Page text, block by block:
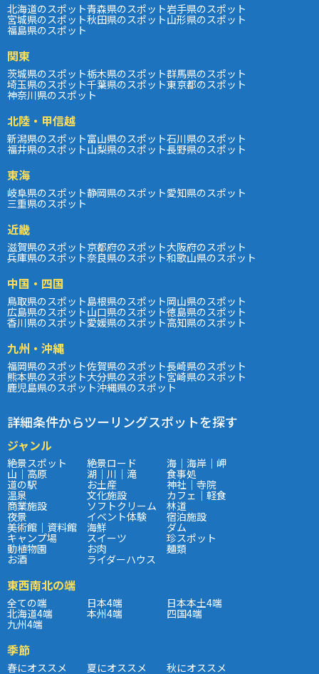
北海道のスポット青森県のスポット岩手県のスポット
宮城県のスポット秋田県のスポット山形県のスポット
福島県のスポット
関東
茨城県のスポット栃木県のスポット群馬県のスポット
埼玉県のスポット千葉県のスポット東京都のスポット
神奈川県のスポット
北陸・甲信越
新潟県のスポット富山県のスポット石川県のスポット
福井県のスポット山梨県のスポット長野県のスポット
東海
岐阜県のスポット静岡県のスポット愛知県のスポット
三重県のスポット
近畿
滋賀県のスポット京都府のスポット大阪府のスポット
兵庫県のスポット奈良県のスポット和歌山県のスポット
中国・四国
鳥取県のスポット島根県のスポット岡山県のスポット
広島県のスポット山口県のスポット徳島県のスポット
香川県のスポット愛媛県のスポット高知県のスポット
九州・沖縄
福岡県のスポット佐賀県のスポット長崎県のスポット
熊本県のスポット大分県のスポット宮崎県のスポット
鹿児島県のスポット沖縄県のスポット
詳細条件からツーリングスポットを探す
ジャンル
絶景スポット 絶景ロード 海｜海岸｜岬
山｜高原 湖｜川｜滝 食事処
道の駅 お土産 神社｜寺院
温泉 文化施設 カフェ｜軽食
商業施設 ソフトクリーム 林道
夜景 イベント体験 宿泊施設
美術館｜資料館 海鮮 ダム
キャンプ場 スイーツ 珍スポット
動植物園 お肉 麺類
お酒 ライダーハウス
東西南北の端
全ての端 日本4端 日本本土4端
北海道4端 本州4端 四国4端
九州4端
季節
春にオススメ 夏にオススメ 秋にオススメ